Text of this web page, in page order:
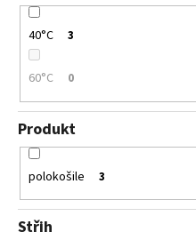
40°C 3
60°C 0
Produkt
polokošile 3
Střih